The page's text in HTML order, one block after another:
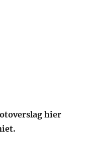
hier